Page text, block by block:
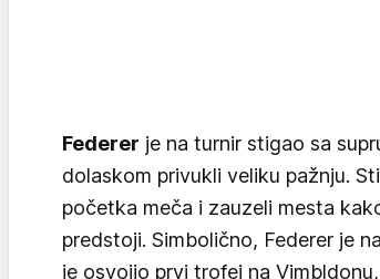
Federer je na turnir stigao sa
dolaskom privukli veliku pažnju.
početka meča i zauzeli mesta
predstoji. Simbolično, Federer je
je osvojio prvi trofej na